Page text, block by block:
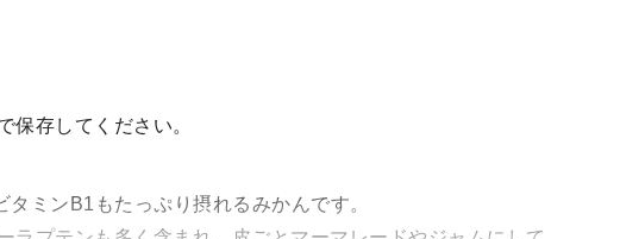
保存してください。
ミンB1もたっぷり摂れるみかんです。